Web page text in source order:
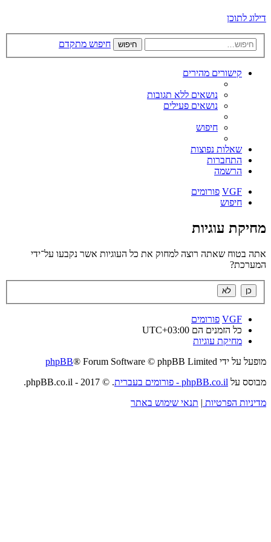
דילוג לתוכן
חיפוש חיפוש מתקדם
קישורים מהירים
נושאים ללא תגובות
נושאים פעילים
חיפוש
שאלות נפוצות
התחברות
הרשמה
VGF פורומים
חיפוש
מחיקת עוגיות
אתה בטוח שאתה רוצה למחוק את כל העוגיות אשר נקבעו על־ידי
המערכת?
VGF פורומים
כל הזמנים הם UTC+03:00
מחיקת עוגיות
מופעל על ידי
phpBB® Forum Software © phpBB Limited
מבוסס על phpBB.co.il - פורומים בעברית
. © 2017 - phpBB.co.il.
מדיניות הפרטיות | תנאי שימוש באתר